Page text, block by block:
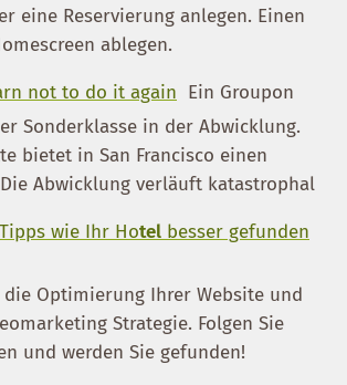
eine Reservierung anlegen. Einen
ablegen.
not to do it again Ein Groupon
Sonderklasse in der Abwicklung.
bietet in San Francisco einen
Abwicklung verläuft katastrophal
wie Ihr Hotel besser gefunden
die Optimierung Ihrer Website und
Strategie. Folgen Sie
und werden Sie gefunden!